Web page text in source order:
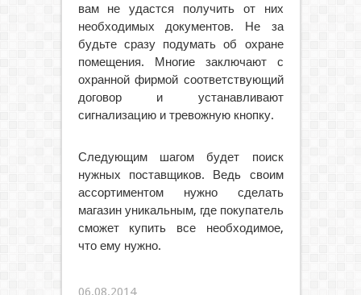
вам не удастся получить от них
необходимых документов. Не за
будьте сразу подумать об охране
помещения. Многие заключают с
охранной фирмой соответствующий
договор и устанавливают
сигнализацию и тревожную кнопку.
Следующим шагом будет поиск
нужных поставщиков. Ведь своим
ассортиментом нужно сделать
магазин уникальным, где покупатель
сможет купить все необходимое,
что ему нужно.
06.08.2014